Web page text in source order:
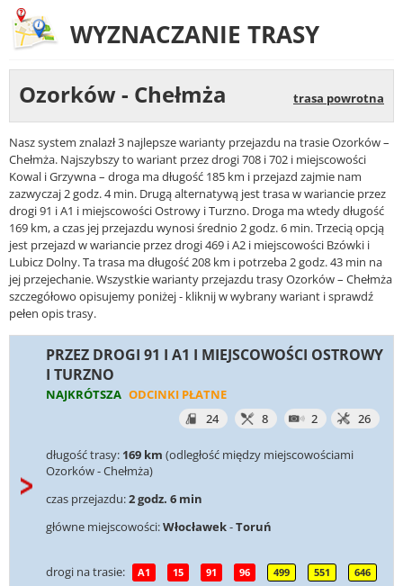
WYZNACZANIE TRASY
Ozorków - Chełmża trasa powrotna
Nasz system znalazł 3 najlepsze warianty przejazdu na trasie Ozorków –
Chełmża. Najszybszy to wariant przez drogi 708 i 702 i miejscowości
Kowal i Grzywna – droga ma długość 185 km i przejazd zajmie nam
zazwyczaj 2 godz. 4 min. Drugą alternatywą jest trasa w wariancie przez
drogi 91 i A1 i miejscowości Ostrowy i Turzno. Droga ma wtedy długość
169 km, a czas jej przejazdu wynosi średnio 2 godz. 6 min. Trzecią opcją
jest przejazd w wariancie przez drogi 469 i A2 i miejscowości Bzówki i
Lubicz Dolny. Ta trasa ma długość 208 km i potrzeba 2 godz. 43 min na
jej przejechanie. Wszystkie warianty przejazdu trasy Ozorków – Chełmża
szczegółowo opisujemy poniżej - kliknij w wybrany wariant i sprawdź
pełen opis trasy.
PRZEZ DROGI 91 I A1 I MIEJSCOWOŚCI OSTROWY
I TURZNO
NAJKRÓTSZA ODCINKI PŁATNE
24
8 2 26
długość trasy: 169 km (odległość między miejscowościami
Ozorków - Chełmża)
czas przejazdu:2 godz. 6 min
główne miejscowości:Włocławek-Toruń
drogi na trasie: A1 15 91 96 499 551 646